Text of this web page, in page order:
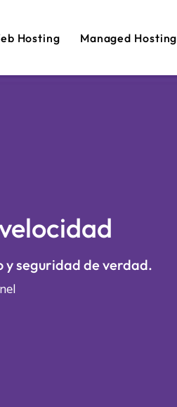
Hosting Managed Hosting
y seguridad de verdad.